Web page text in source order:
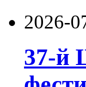
2026-
37-й